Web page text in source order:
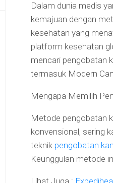
Dalam dunia medis
kemajuan dengan
kesehatan yang
platform kesehatan
mencari pengobatan
termasuk Modern
Mengapa Memilih
Metode pengobatan
konvensional, sering
teknik pengobatan
Keunggulan metode
Lihat Juga :